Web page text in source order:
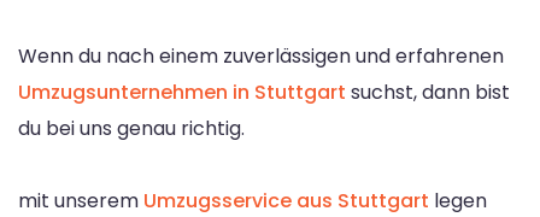
Wenn du nach einem zuverlässigen und erfahrenen
Umzugsunternehmen in Stuttgart suchst, dann bist
du bei uns genau richtig.
mit unserem Umzugsservice aus Stuttgart legen